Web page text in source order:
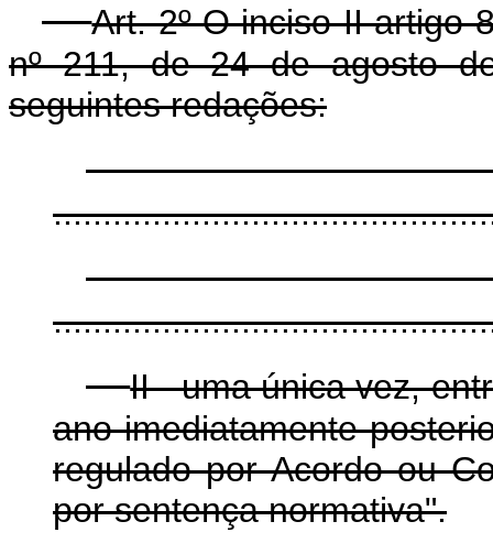
Art. 2º O inciso II artigo
nº 211, de 24 de agosto
seguintes redações:
II - uma única vez,
ano imediatamente
regulado por Acordo ou
por sentença normativa".